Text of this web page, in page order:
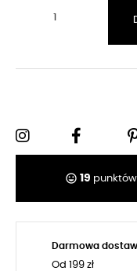
tag_faces 19
Darmowa
Od 199 zł